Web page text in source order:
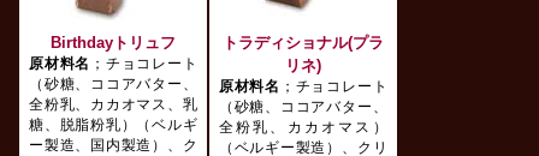
Birthdayトリュフ
原材料名 ；チョコレート
（砂糖、ココアバター、
全粉乳、カカオマス、乳
糖、脱脂粉乳）（ベルギ
ー製造、国内製造）、ク
トラディショナル(プラ
リネ)
原材料名 ；チョコレート
（砂糖、ココアバター、
全粉乳、カカオマス）
（ベルギー製造）、クリ